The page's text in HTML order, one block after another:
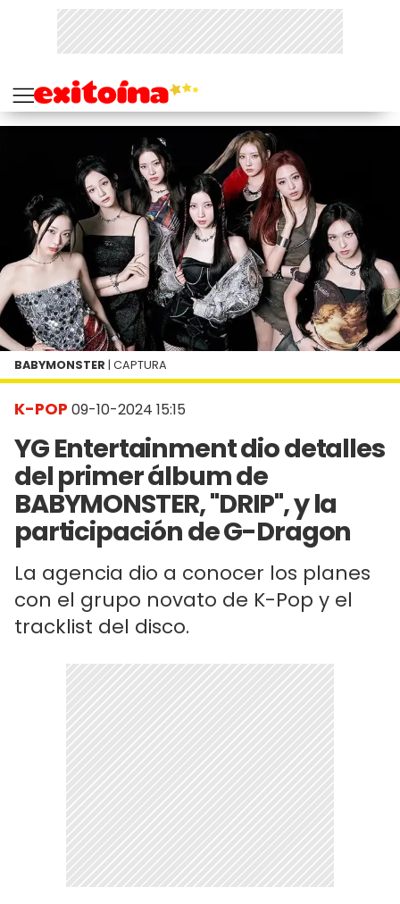
K-POP 09-10-2024 15:15
YG Entertainment dio detalles
del primer álbum de
BABYMONSTER, "DRIP", y la
participación de G-Dragon
La agencia dio a conocer los planes
con el grupo novato de K-Pop y el
tracklist del disco.
BABYMONSTER | CAPTURA